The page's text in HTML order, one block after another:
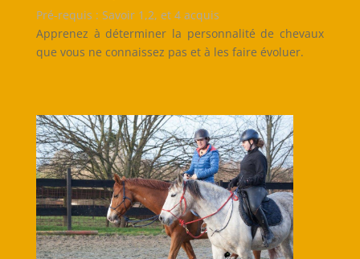
Pré-requis : Savoir 1,2, et 4 acquis
Apprenez à déterminer la personnalité de chevaux
que vous ne connaissez pas et à les faire évoluer.